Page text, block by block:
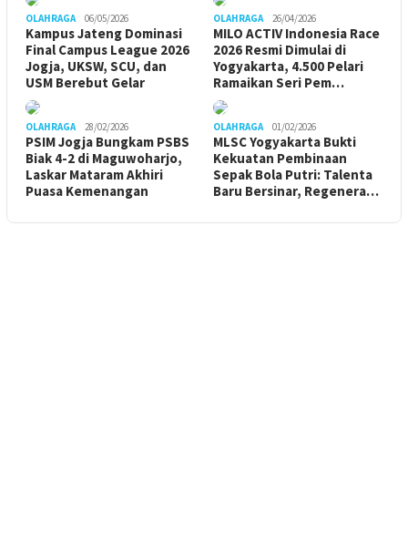
OLAHRAGA 06/05/2026
Kampus Jateng Dominasi
Final Campus League 2026
Jogja, UKSW, SCU, dan
USM Berebut Gelar
OLAHRAGA 26/04/2026
MILO ACTIV Indonesia Race
2026 Resmi Dimulai di
Yogyakarta, 4.500 Pelari
Ramaikan Seri Pem…
OLAHRAGA 28/02/2026
PSIM Jogja Bungkam PSBS
Biak 4-2 di Maguwoharjo,
Laskar Mataram Akhiri
Puasa Kemenangan
OLAHRAGA 01/02/2026
MLSC Yogyakarta Bukti
Kekuatan Pembinaan
Sepak Bola Putri: Talenta
Baru Bersinar, Regenera…